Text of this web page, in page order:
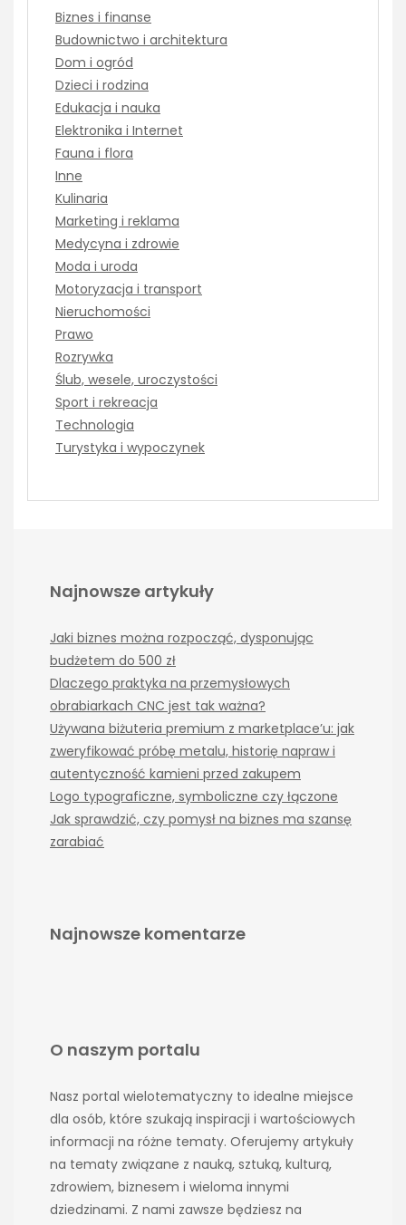
Biznes i finanse
Budownictwo i architektura
Dom i ogród
Dzieci i rodzina
Edukacja i nauka
Elektronika i Internet
Fauna i flora
Inne
Kulinaria
Marketing i reklama
Medycyna i zdrowie
Moda i uroda
Motoryzacja i transport
Nieruchomości
Prawo
Rozrywka
Ślub, wesele, uroczystości
Sport i rekreacja
Technologia
Turystyka i wypoczynek
Najnowsze artykuły
Jaki biznes można rozpocząć, dysponując
budżetem do 500 zł
Dlaczego praktyka na przemysłowych
obrabiarkach CNC jest tak ważna?
Używana biżuteria premium z marketplace’u: jak
zweryfikować próbę metalu, historię napraw i
autentyczność kamieni przed zakupem
Logo typograficzne, symboliczne czy łączone
Jak sprawdzić, czy pomysł na biznes ma szansę
zarabiać
Najnowsze komentarze
O naszym portalu
Nasz portal wielotematyczny to idealne miejsce
dla osób, które szukają inspiracji i wartościowych
informacji na różne tematy. Oferujemy artykuły
na tematy związane z nauką, sztuką, kulturą,
zdrowiem, biznesem i wieloma innymi
dziedzinami. Z nami zawsze będziesz na